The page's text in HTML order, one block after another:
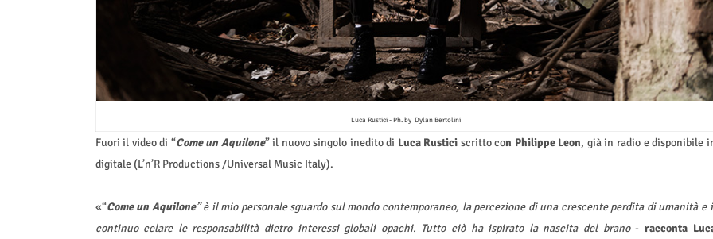
Luca Rustici - Ph. by Dylan Bertolini
Fuori il video di “Come un Aquilone” il nuovo singolo inedito di Luca Rustici scritto con Philippe Leon, già in radio e disponibile
digitale (L’n’R Productions /Universal Music Italy).
«“Come un Aquilone” è il mio personale sguardo sul mondo contemporaneo, la percezione di una crescente perdita di umanità e
continuo celare le responsabilità dietro interessi globali opachi. Tutto ciò ha ispirato la nascita del brano- racconta